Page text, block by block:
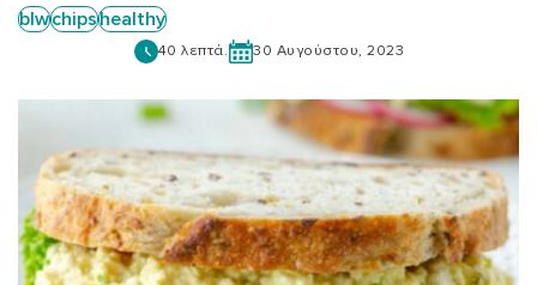
blwchipshealthy
40 λεπτά. 30 Αυγούστου, 2023